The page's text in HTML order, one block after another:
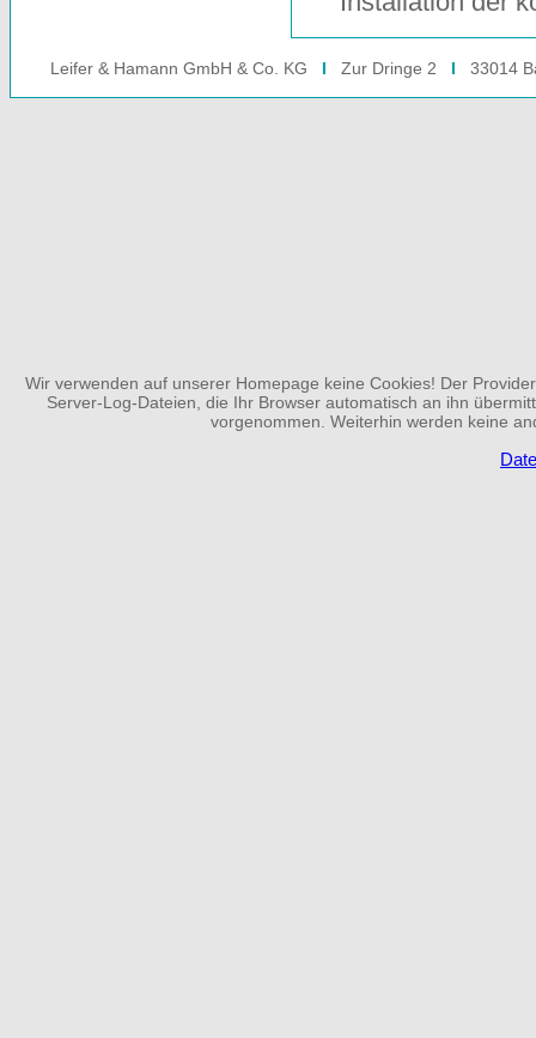
Leifer & Hamann GmbH & Co. KG I Zur Dringe 2 I 33014
Wir verwenden auf unserer Homepage keine Cookies! Der
Server-Log-Dateien, die Ihr Browser automatisch an ihn
vorgenommen. Weiterhin werden keine